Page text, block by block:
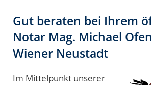
Gut beraten bei Ihrem
Notar Mag. Michael
Wiener Neustadt
Im Mittelpunkt unserer